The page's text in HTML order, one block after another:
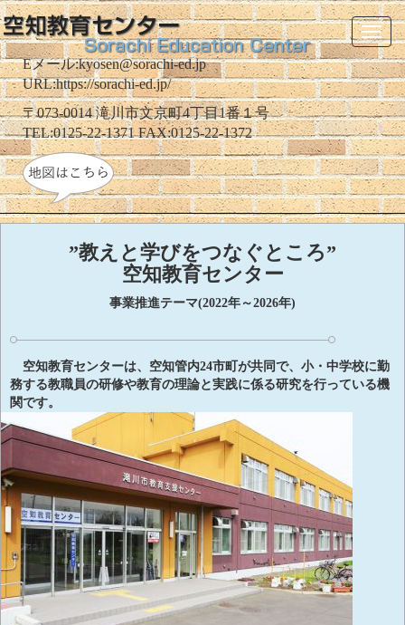
Toggle
Eメール:kyosen@sorachi-ed.jp
URL:https://sorachi-ed.jp/
〒073-0014 滝川市文京町4丁目1番１号
TEL:0125-22-1371 FAX:0125-22-1372
”教えと学びをつなぐところ”
空知教育センター
事業推進テーマ(2022年～2026年)
空知教育センターは、空知管内24市町が共同で、小・中学校に勤
務する教職員の研修や教育の理論と実践に係る研究を行っている機
関です。